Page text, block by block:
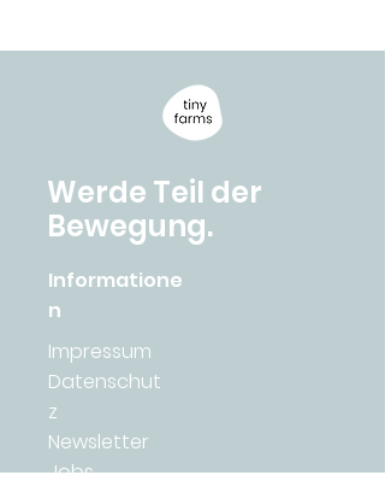
Werde Teil der
Bewegung.
Informatione
n
Impressum
Datenschut
z
Newsletter
Jobs